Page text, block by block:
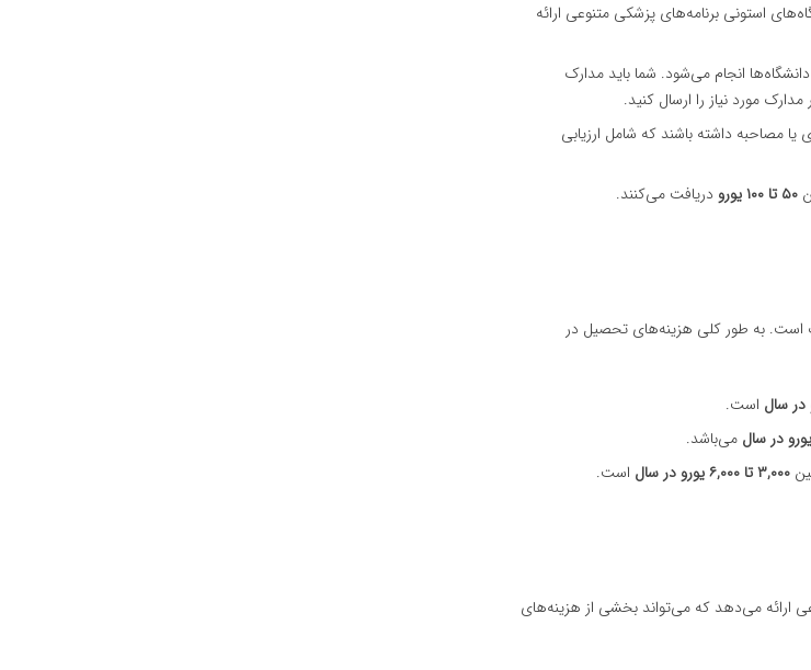
استونی برنامه‌های پزشکی متنوعی ارائه
انجام می‌شود. شما باید مدارک
مورد نیاز را ارسال کنید.
مصاحبه داشته باشند که شامل ارزیابی
۵۰ تا ۱۰۰ یورو دریافت می‌کنند.
است. به طور کلی هزینه‌های تحصیل در
است.
می‌باشد.
۳,۰۰۰ تا ۶,۰۰۰ یورو در سال است.
ارائه می‌دهد که می‌تواند بخشی از هزینه‌های